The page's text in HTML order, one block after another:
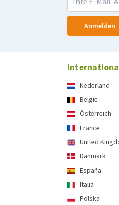
Anmelden
Nederland
België
Österreich
France
United
Danmark
España
Italia
Polska